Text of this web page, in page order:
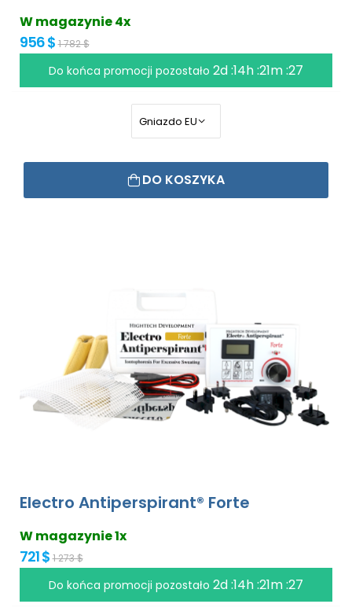
W magazynie 4x
956 $ 1 782 $
Do końca promocji pozostało 2d :14h :21m :27
DO KOSZYKA
Electro Antiperspirant® Forte
W magazynie 1x
721 $ 1 273 $
Do końca promocji pozostało 2d :14h :21m :27